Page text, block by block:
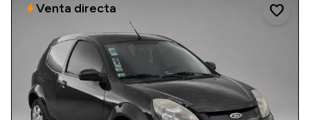
favorite
boltVenta directa